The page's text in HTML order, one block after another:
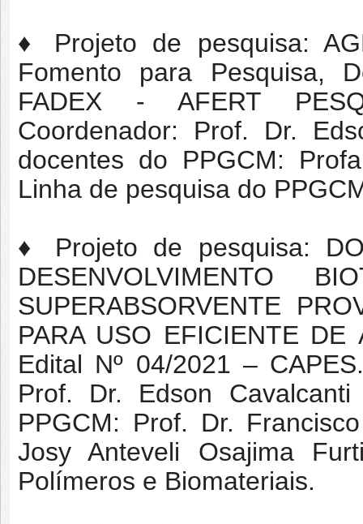
♦ Projeto de pesquisa:
Fomento para Pesquisa,
FADEX - AFERT
Coordenador: Prof. Dr.
docentes do PPGCM:
Linha de pesquisa do
♦ Projeto de pesquisa:
DESENVOLVIMENTO
SUPERABSORVENTE
PARA USO EFICIENTE
Edital Nº 04/2021 –
Prof. Dr. Edson
PPGCM: Prof. Dr.
Josy Anteveli Osajima
Polímeros e Biomateriais.